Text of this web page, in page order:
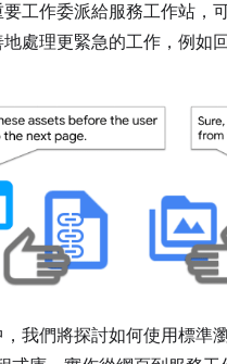
工作委派給服務工作站，
處理更緊急的工作，例如
我們將探討如何使用標準